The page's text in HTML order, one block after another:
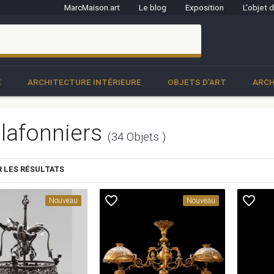
MarcMaison.art Le blog Exposition L'objet
ARCHITECTURE INTÉRIEURE OBJETS D'ART
(34 Objets )
LES RÉSULTATS
Nouveau favorite_border Nouveau favorite_border